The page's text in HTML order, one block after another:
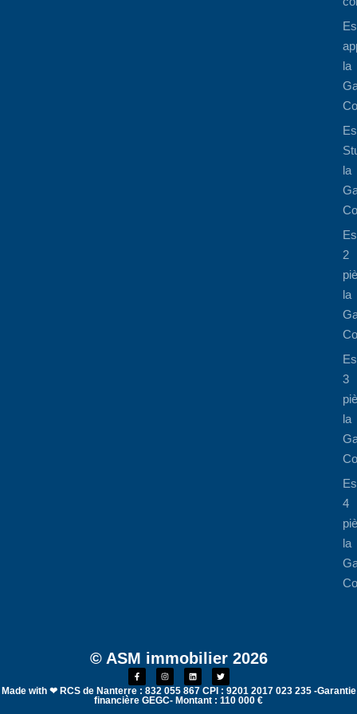
la
la
2
la
3
la
4
la
© ASM immobilier 2026
Made with ❤ RCS de Nanterre : 832 055 867 CPI : 9201 2017 023 235 -Garantie
financière GEGC- Montant : 110 000 €